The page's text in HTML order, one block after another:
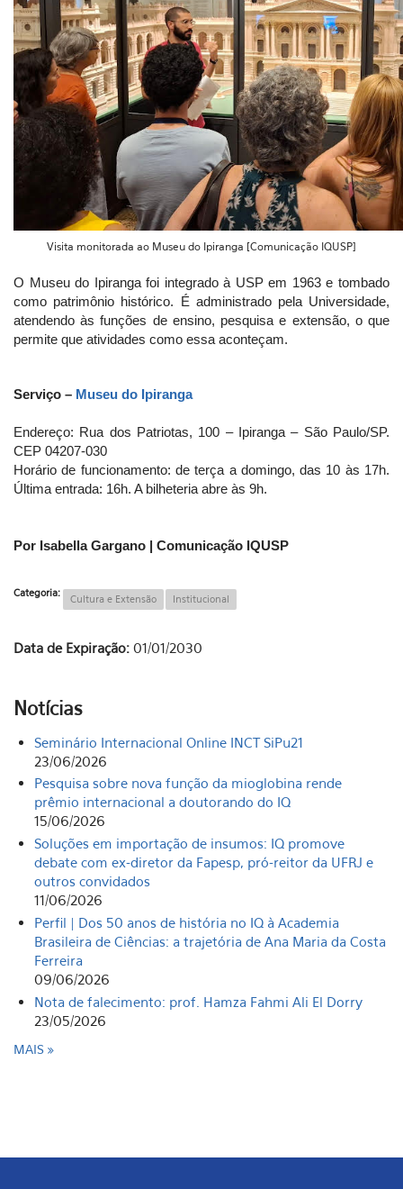
Visita monitorada ao Museu do Ipiranga [Comunicação IQUSP]
O Museu do Ipiranga foi integrado à USP em 1963 e tombado
como patrimônio histórico. É administrado pela Universidade,
atendendo às funções de ensino, pesquisa e extensão, o que
permite que atividades como essa aconteçam.
Serviço – Museu do Ipiranga
Endereço: Rua dos Patriotas, 100 – Ipiranga – São Paulo/SP.
CEP 04207-030
Horário de funcionamento: de terça a domingo, das 10 às 17h.
Última entrada: 16h. A bilheteria abre às 9h.
Por Isabella Gargano | Comunicação IQUSP
Categoria: Cultura e Extensão Institucional
Data de Expiração: 01/01/2030
Notícias
Seminário Internacional Online INCT SiPu21
23/06/2026
Pesquisa sobre nova função da mioglobina rende
prêmio internacional a doutorando do IQ
15/06/2026
Soluções em importação de insumos: IQ promove
debate com ex-diretor da Fapesp, pró-reitor da UFRJ e
outros convidados
11/06/2026
Perfil | Dos 50 anos de história no IQ à Academia
Brasileira de Ciências: a trajetória de Ana Maria da Costa
Ferreira
09/06/2026
Nota de falecimento: prof. Hamza Fahmi Ali El Dorry
23/05/2026
MAIS